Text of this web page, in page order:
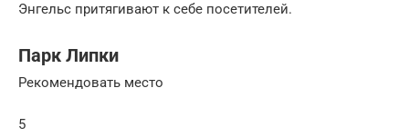
Энгельс притягивают к себе посетителей.
Парк Липки
Рекомендовать место
5